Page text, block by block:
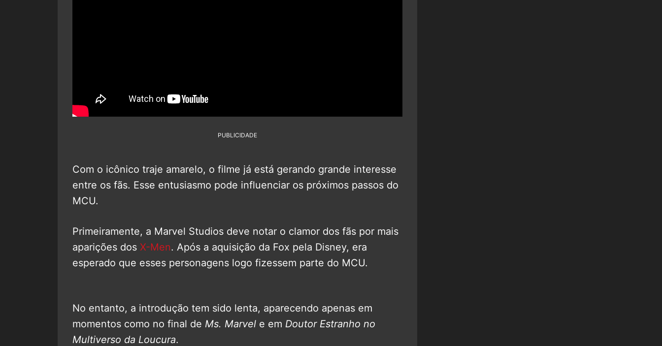
PUBLICIDADE
Com o icônico traje amarelo, o filme já está gerando grande interesse
entre os fãs. Esse entusiasmo pode influenciar os próximos passos do
MCU.
Primeiramente, a Marvel Studios deve notar o clamor dos fãs por mais
aparições dos X-Men. Após a aquisição da Fox pela Disney, era
esperado que esses personagens logo fizessem parte do MCU.
No entanto, a introdução tem sido lenta, aparecendo apenas em
momentos como no final de Ms. Marvel e em Doutor Estranho no
Multiverso da Loucura.